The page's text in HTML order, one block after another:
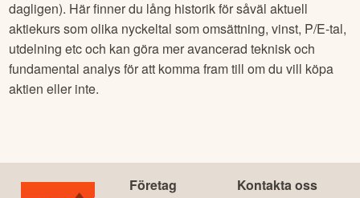
dagligen). Här finner du lång historik för såväl aktuell
aktiekurs som olika nyckeltal som omsättning, vinst, P/E-tal,
utdelning etc och kan göra mer avancerad teknisk och
fundamental analys för att komma fram till om du vill köpa
aktien eller inte.
Företag Kontakta oss